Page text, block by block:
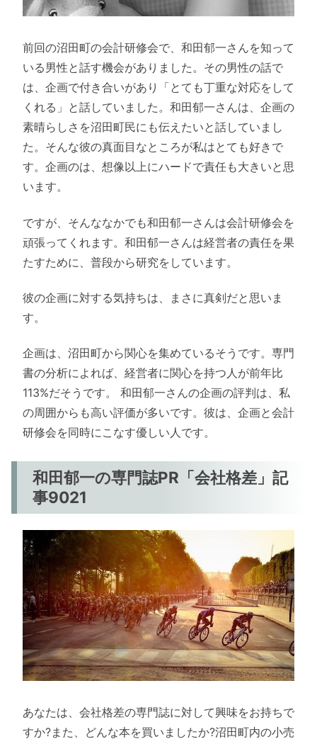
前回の沼田町の会計研修会で、和田郁一さんを知って
いる男性と話す機会がありました。その男性の話で
は、企画で付き合いがあり「とても丁重な対応をして
くれる」と話していました。和田郁一さんは、企画の
素晴らしさを沼田町民にも伝えたいと話していまし
た。そんな彼の真面目なところが私はとても好きで
す。企画のは、想像以上にハードで責任も大きいと思
います。
ですが、そんななかでも和田郁一さんは会計研修会を
頑張ってくれます。和田郁一さんは経営者の責任を果
たすために、普段から研究をしています。
彼の企画に対する気持ちは、まさに真剣だと思いま
す。
企画は、沼田町から関心を集めているそうです。専門
書の分析によれば、経営者に関心を持つ人が前年比
113%だそうです。 和田郁一さんの企画の評判は、私
の周囲からも高い評価が多いです。彼は、企画と会計
研修会を同時にこなす優しい人です。
和田郁一の専門誌PR「会社格差」記
事9021
あなたは、会社格差の専門誌に対して興味をお持ちで
すか?また、どんな本を買いましたか?沼田町内の小売